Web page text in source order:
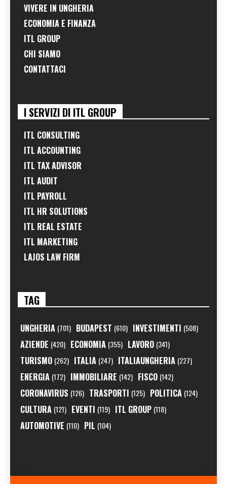
VIVERE IN UNGHERIA
ECONOMIA E FINANZA
ITL GROUP
CHI SIAMO
CONTATTACI
I SERVIZI DI ITL GROUP
ITL CONSULTING
ITL ACCOUNTING
ITL TAX ADVISOR
ITL AUDIT
ITL PAYROLL
ITL HR SOLUTIONS
ITL REAL ESTATE
ITL MARKETING
LAJOS LAW FIRM
TAG
UNGHERIA (701) BUDAPEST (610) INVESTIMENTI (508)
AZIENDE (420) ECONOMIA (355) LAVORO (341)
TURISMO (262) ITALIA (247) ITALIAUNGHERIA (227)
ENERGIA (172) IMMOBILIARE (142) FISCO (142)
CORONAVIRUS (126) TRASPORTI (125) POLITICA (124)
CULTURA (121) EVENTI (119) ITL GROUP (118)
AUTOMOTIVE (110) PIL (104)